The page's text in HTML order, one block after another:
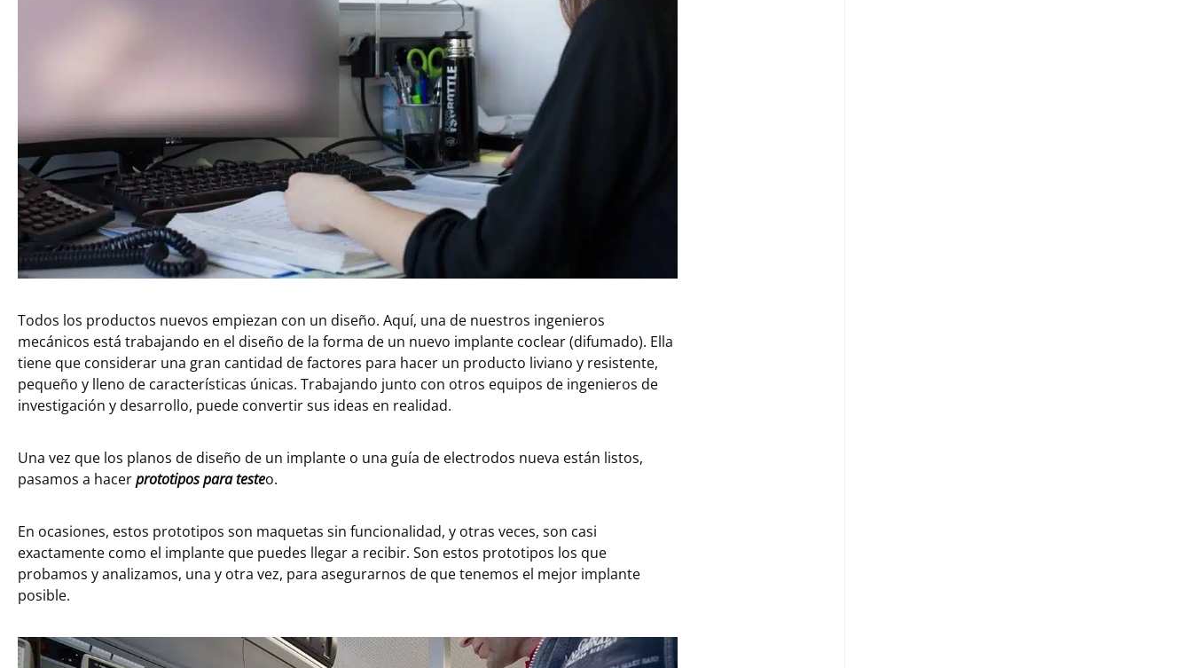
Todos los productos nuevos empiezan con un diseño. Aquí, una de nuestros ingenieros
mecánicos está trabajando en el diseño de la forma de un nuevo implante coclear (difumado). Ella
tiene que considerar una gran cantidad de factores para hacer un producto liviano y resistente,
pequeño y lleno de características únicas. Trabajando junto con otros equipos de ingenieros de
investigación y desarrollo, puede convertir sus ideas en realidad.
Una vez que los planos de diseño de un implante o una guía de electrodos nueva están listos,
pasamos a hacerprototipos para testeo.
En ocasiones, estos prototipos son maquetas sin funcionalidad, y otras veces, son casi
exactamente como el implante que puedes llegar a recibir. Son estos prototipos los que
probamos y analizamos, una y otra vez, para asegurarnos de que tenemos el mejor implante
posible.